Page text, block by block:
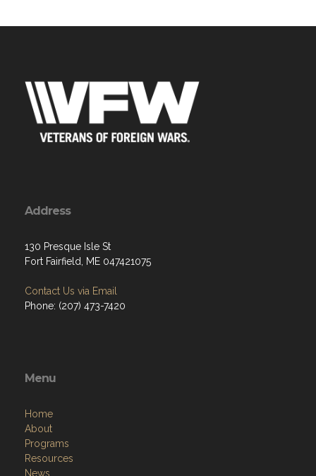
Address
130 Presque Isle St
Fort Fairfield, ME 047421075
Contact Us via Email
Phone: (207) 473-7420
Menu
Home
About
Programs
Resources
News